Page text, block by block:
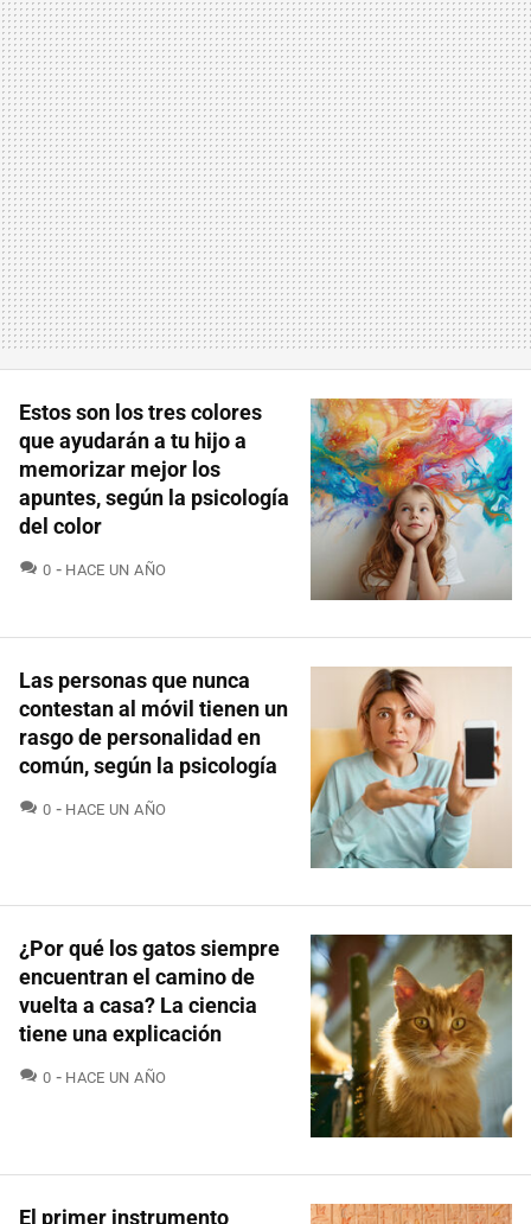
Estos son los tres colores
que ayudarán a tu hijo a
memorizar mejor los
apuntes, según la psicología
del color
0 COMENTARIOS
HACE UN AÑO
Las personas que nunca
contestan al móvil tienen un
rasgo de personalidad en
común, según la psicología
0 COMENTARIOS
HACE UN AÑO
¿Por qué los gatos siempre
encuentran el camino de
vuelta a casa? La ciencia
tiene una explicación
0 COMENTARIOS
HACE UN AÑO
El primer instrumento